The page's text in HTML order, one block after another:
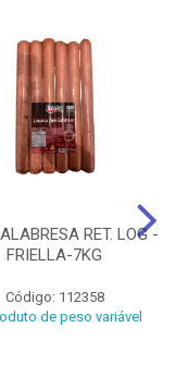
RET. LOG -
FRIELLA-7KG
Código: 112358
de peso variável